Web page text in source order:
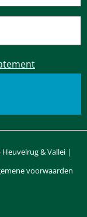
& Vallei |
voorwaarden